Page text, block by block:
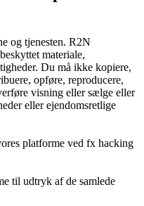
og tjenesten. R2N
materiale,
Du må ikke kopiere,
opføre, reproducere,
visning eller sælge eller
eller ejendomsretlige
platforme ved fx hacking
til udtryk af de samlede